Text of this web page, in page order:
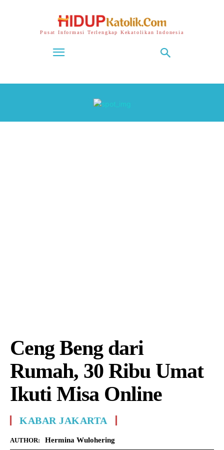
Pusat Informasi Terlengkap Kekatolikan Indonesia
Ceng Beng dari
Rumah, 30 Ribu Umat
Ikuti Misa Online
KABAR JAKARTA
AUTHOR: Hermina Wulohering